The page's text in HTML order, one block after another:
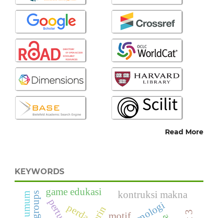
Read More
KEYWORDS
kontruksi makna
perda
game edukasi